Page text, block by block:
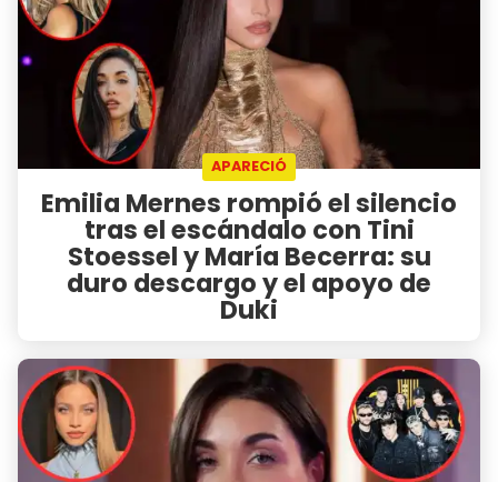
APARECIÓ
Emilia Mernes rompió el silencio
tras el escándalo con Tini
Stoessel y María Becerra: su
duro descargo y el apoyo de
Duki